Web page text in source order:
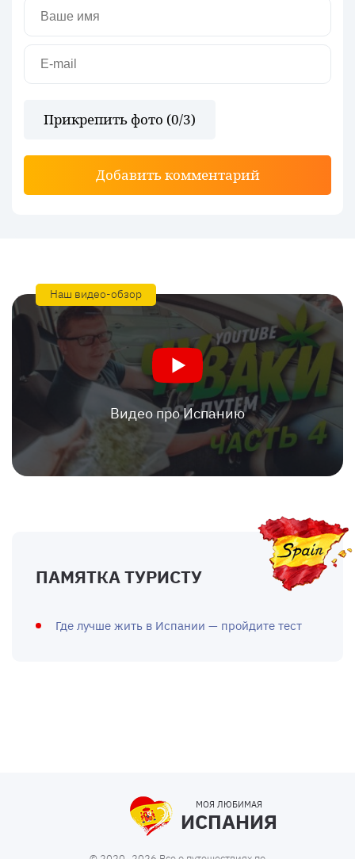
Прикрепить фото (0/3)
Добавить комментарий
Наш видео-обзор
Видео про Испанию
ПАМЯТКА ТУРИСТУ
Где лучше жить в Испании — пройдите тест
МОЯ ЛЮБИМАЯ
ИСПАНИЯ